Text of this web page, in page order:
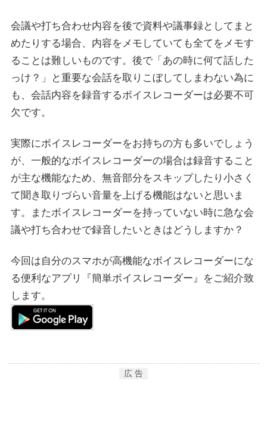
会議や打ち合わせ内容を後で資料や議事録としてまと
めたりする場合、内容をメモしていても全てをメモす
ることは難しいものです。後で「あの時に何て話した
っけ？」と重要な会話を取りこぼしてしまわない為に
も、会話内容を録音するボイスレコーダーは必要不可
欠です。
実際にボイスレコーダーをお持ちの方も多いでしょう
が、一般的なボイスレコーダーの場合は録音すること
が主な機能なため、無音部分をスキップしたり小さく
て聞き取りづらい音量を上げる機能はないと思いま
す。またボイスレコーダーを持っていない時に急な会
議や打ち合わせで録音したいときはどうしますか？
今回は自分のスマホが高機能なボイスレコーダーにな
る便利なアプリ『簡単ボイスレコーダー』をご紹介致
します。
広 告